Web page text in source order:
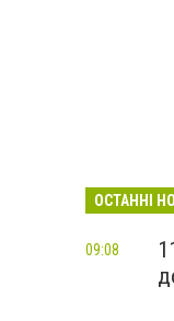
ОСТАННІ
09:08